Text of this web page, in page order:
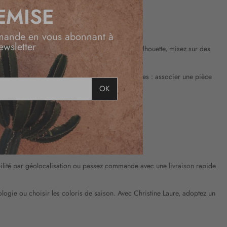
STYLE
selon la période. Pour sublimer
votre silhouette, misez sur des
nos stylistes conseillent d’oser les contrastes : associer une pièce
qui prolongent leur beauté.
par géolocalisation ou passez commande avec une livraison rapide
ou choisir les coloris de saison. Avec Christine Laure, adoptez un
en vous abonnant à
OK